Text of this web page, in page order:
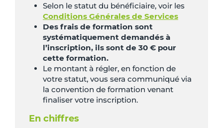
Selon le statut du bénéficiaire, voir les
Conditions Générales de Services
Des frais de formation sont
systématiquement demandés à
l’inscription, ils sont de 30 € pour
cette formation.
Le montant à régler, en fonction de
votre statut, vous sera communiqué via
la convention de formation venant
finaliser votre inscription.
En chiffres